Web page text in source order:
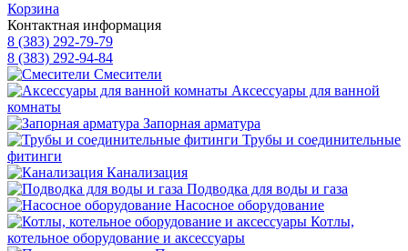
Корзина
Контактная информация
8 (383) 292-79-79
8 (383) 292-94-84
Смесители
Аксессуары для ванной
комнаты
Запорная арматура
Трубы и соединительные
фитинги
Канализация
Подводка для воды и газа
Насосное оборудование
Котлы,
котельное оборудование и аксессуары